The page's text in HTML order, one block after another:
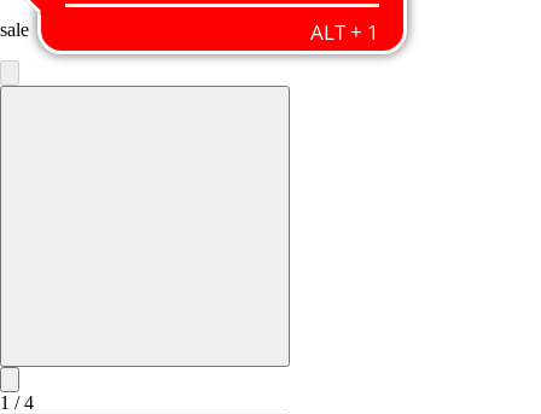
sale
1 / 4